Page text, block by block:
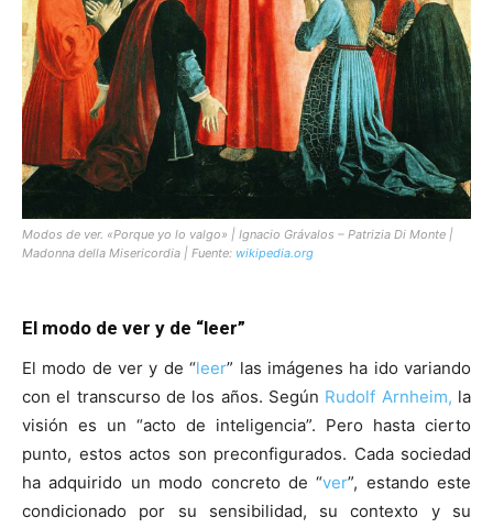
Modos de ver. «Porque yo lo valgo» | Ignacio Grávalos – Patrizia Di Monte |
Madonna della Misericordia | Fuente: wikipedia.org
El modo de ver y de “leer”
El modo de ver y de “leer” las imágenes ha ido variando
con el transcurso de los años. Según Rudolf Arnheim, la
visión es un “acto de inteligencia”. Pero hasta cierto
punto, estos actos son preconfigurados. Cada sociedad
ha adquirido un modo concreto de “ver”, estando este
condicionado por su sensibilidad, su contexto y su